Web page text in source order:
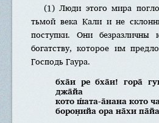
(1) Люди этого мира
тьмой века Кали и не
поступки. Они безразличны
богатству, которое им
Господь Гаура.
бха̄и ре бха̄и! гора̄
джа̄йа
кото ш́ата-а̄нана кото
борон̣ийа ора на̄хи па̄йа